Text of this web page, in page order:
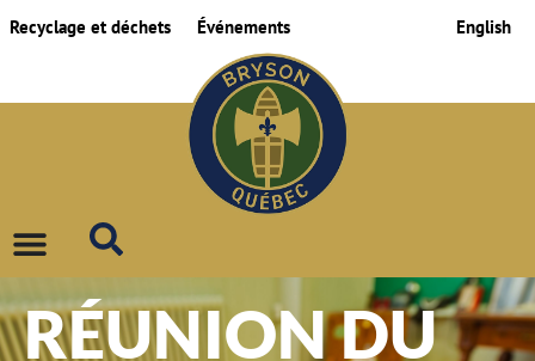
Recyclage et déchets Événements English
RÉUNION DU